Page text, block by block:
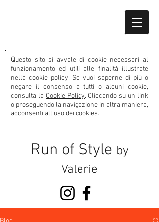
Questo sito si avvale di cookie necessari al
funzionamento ed utili alle finalità illustrate
nella cookie policy. Se vuoi saperne di più o
negare il consenso a tutti o alcuni cookie,
consulta la Cookie Policy. Cliccando su un link
o proseguendo la navigazione in altra maniera,
acconsenti all’uso dei cookies.
Run of Style by
Valerie